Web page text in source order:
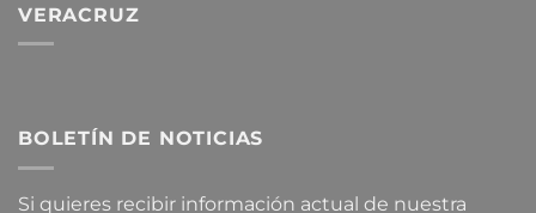
VERACRUZ
BOLETÍN DE NOTICIAS
Si quieres recibir información actual de nuestra